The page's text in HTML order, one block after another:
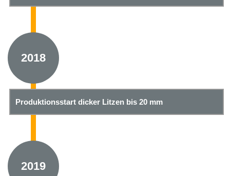
2018
Produktionsstart dicker Litzen bis 20 mm
2019